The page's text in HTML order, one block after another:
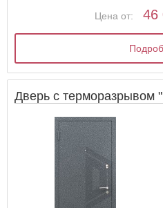
Цена от: 46
Дверь с терморазрывом